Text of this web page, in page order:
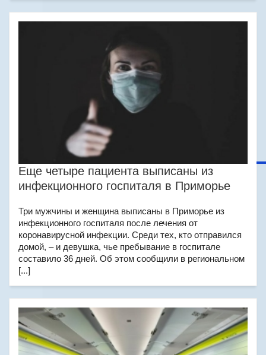
Еще четыре пациента выписаны из
инфекционного госпиталя в Приморье
Три мужчины и женщина выписаны в Приморье из
инфекционного госпиталя после лечения от
коронавирусной инфекции. Среди тех, кто отправился
домой, – и девушка, чье пребывание в госпитале
составило 36 дней. Об этом сообщили в региональном
[...]